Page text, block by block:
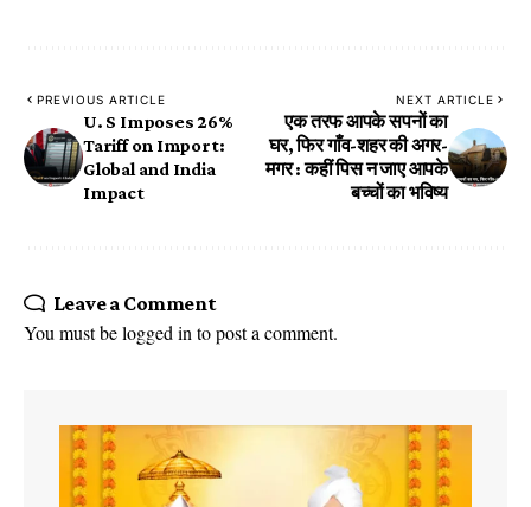
PREVIOUS ARTICLE
U. S Imposes 26%
Tariff on Import:
Global and India
Impact
NEXT ARTICLE
एक तरफ आपके सपनों का
घर, फिर गाँव-शहर की अगर-
मगर : कहीं पिस न जाए आपके
बच्चों का भविष्य
Leave a Comment
You must belogged in to post a comment.